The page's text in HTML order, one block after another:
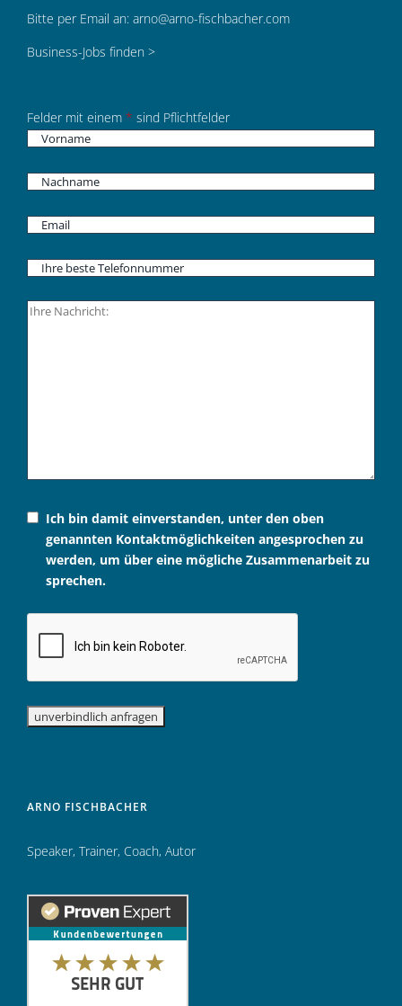
Bitte per Email an: arno@arno-fischbacher.com
Business-Jobs finden >
Felder mit einem * sind Pflichtfelder
Ich bin damit einverstanden, unter den oben
genannten Kontaktmöglichkeiten angesprochen zu
werden, um über eine mögliche Zusammenarbeit zu
sprechen.
ARNO FISCHBACHER
Speaker, Trainer, Coach, Autor